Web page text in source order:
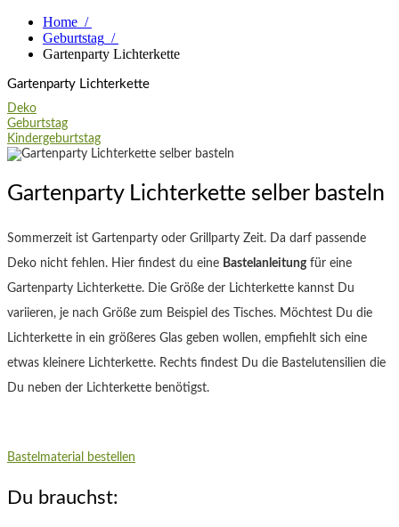
Home /
Geburtstag /
Gartenparty Lichterkette
Gartenparty Lichterkette
Deko
Geburtstag
Kindergeburtstag
Gartenparty Lichterkette selber basteln
Sommerzeit ist Gartenparty oder Grillparty Zeit. Da darf passende
Deko nicht fehlen. Hier findest du eine Bastelanleitungfür eine
Gartenparty Lichterkette. Die Größe der Lichterkette kannst Du
variieren, je nach Größe zum Beispiel des Tisches. Möchtest Du die
Lichterkette in ein größeres Glas geben wollen, empfiehlt sich eine
etwas kleinere Lichterkette. Rechts findest Du die Bastelutensilien die
Du neben der Lichterkette benötigst.
Bastelmaterial bestellen
Du brauchst: